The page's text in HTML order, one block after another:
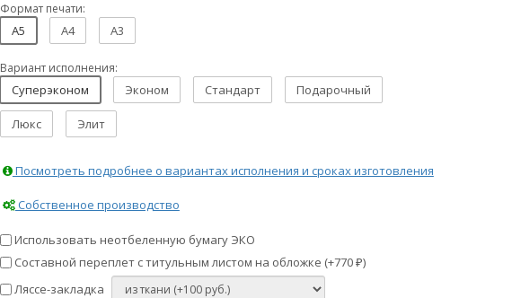
Формат печати:
A5 A4 A3
Вариант исполнения:
Суперэконом Эконом Стандарт Подарочный
Люкс Элит
Посмотреть подробнее о вариантах исполнения и сроках изготовления
Собственное производство
Использовать неотбеленную бумагу ЭКО
Составной переплет с титульным листом на обложке (+770 ₽)
Ляссе-закладка